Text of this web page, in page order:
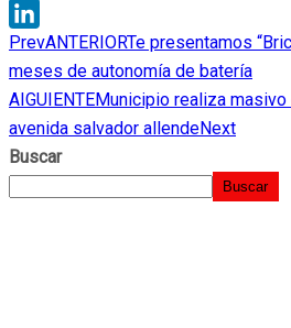
WhatsApp
LinkedIn
PrevANTERIORTe presentamos
meses de autonomía de batería
AIGUIENTEMunicipio realiza
avenida salvador allendeNext
Buscar
Buscar